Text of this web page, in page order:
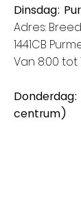
Dinsdag:
Adres:
1441CB
Van 8:00 tot
centrum)